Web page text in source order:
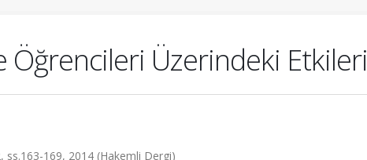
Öğrencileri Üzerindeki Etkileri
ss.163-169, 2014 (Hakemli Dergi)